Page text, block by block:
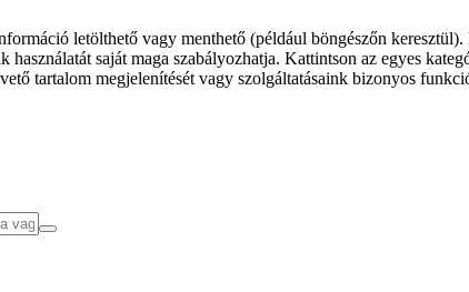
letölthető vagy menthető (például böngészőn
saját maga szabályozhatja. Kattintson az egyes
tartalom megjelenítését vagy szolgáltatásaink bizonyos